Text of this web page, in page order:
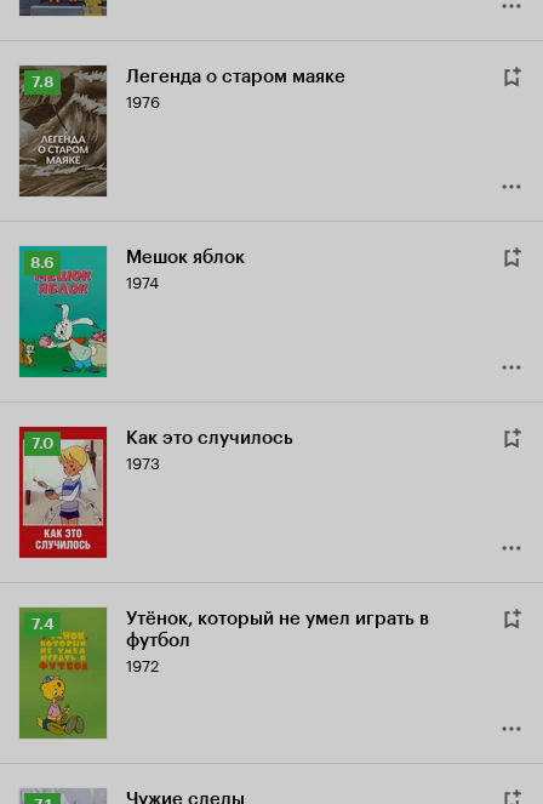
Рейтинг
Кинопоиска
7.8
7.8 Легенда о старом маяке
1976
Рейтинг
Кинопоиска
8.6 Мешок яблок
1974
Рейтинг
Кинопоиска
7.0
7.0 Как это случилось
1973
Рейтинг
Кинопоиска
7.4
7.4
Утёнок, который не умел играть в
футбол
1972
Чужие следы